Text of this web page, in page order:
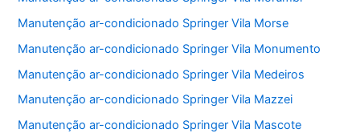
Manutenção ar-condicionado Springer Vila Morse
Manutenção ar-condicionado Springer Vila Monumento
Manutenção ar-condicionado Springer Vila Medeiros
Manutenção ar-condicionado Springer Vila Mazzei
Manutenção ar-condicionado Springer Vila Mascote